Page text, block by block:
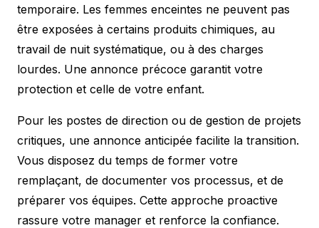
temporaire. Les femmes enceintes ne peuvent pas
être exposées à certains produits chimiques, au
travail de nuit systématique, ou à des charges
lourdes. Une annonce précoce garantit votre
protection et celle de votre enfant.
Pour les postes de direction ou de gestion de projets
critiques, une annonce anticipée facilite la transition.
Vous disposez du temps de former votre
remplaçant, de documenter vos processus, et de
préparer vos équipes. Cette approche proactive
rassure votre manager et renforce la confiance.